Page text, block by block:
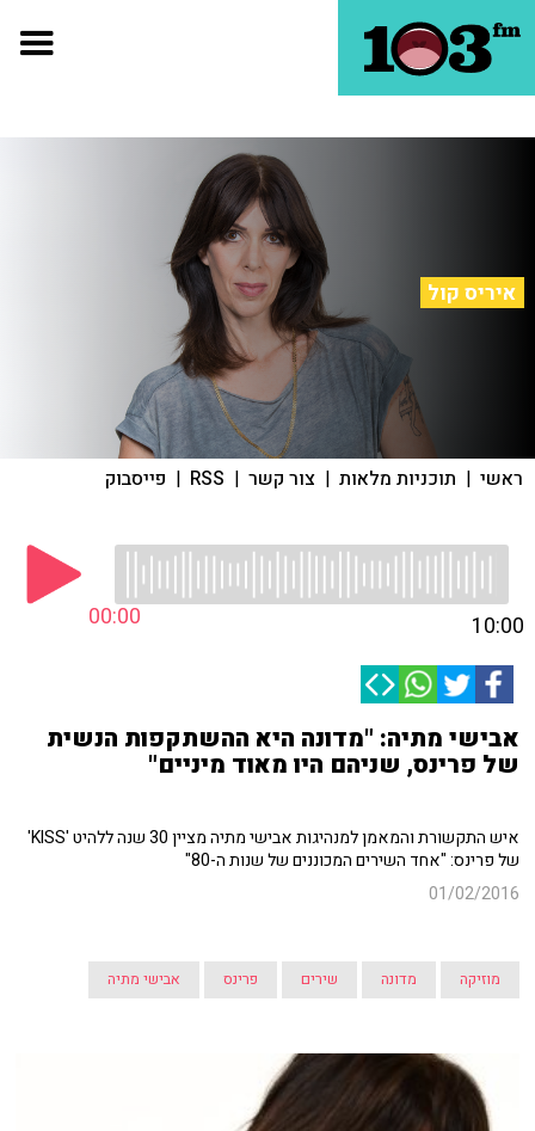
איריס קול
ראשי | תוכניות מלאות | צור קשר |
RSS
| פייסבוק
00:00 10:00
אבישי מתיה: "מדונה היא ההשתקפות הנשית
של פרינס, שניהם היו מאוד מיניים"
איש התקשורת והמאמן למנהיגות אבישי מתיה מציין 30 שנה ללהיט 'KISS'
של פרינס: "אחד השירים המכוננים של שנות ה-80"
01/02/2016
מוזיקה מדונה שירים פרינס אבישי מתיה